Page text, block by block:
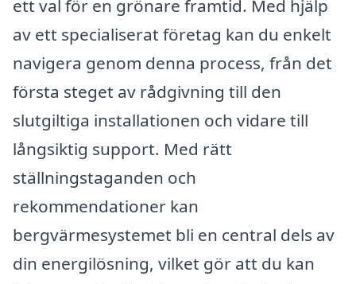
ett val för en grönare framtid. Med hjälp
av ett specialiserat företag kan du enkelt
navigera genom denna process, från det
första steget av rådgivning till den
slutgiltiga installationen och vidare till
långsiktig support. Med rätt
ställningstaganden och
rekommendationer kan
bergvärmesystemet bli en central dels av
din energilösning, vilket gör att du kan